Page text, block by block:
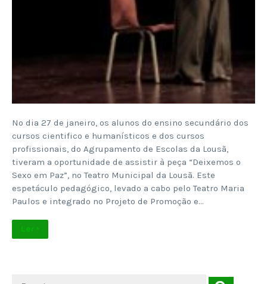
No dia 27 de janeiro, os alunos do ensino secundário dos
cursos cientifico e humanísticos e dos cursos
profissionais, do Agrupamento de Escolas da Lousã,
tiveram a oportunidade de assistir à peça “Deixemos o
Sexo em Paz”, no Teatro Municipal da Lousã. Este
espetáculo pedagógico, levado a cabo pelo Teatro Maria
Paulos e integrado no Projeto de Promoção e…
Ler +